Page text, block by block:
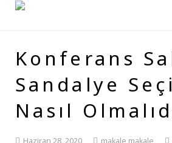
Konferans
Sandalye
Nasıl
Haziran 28, 2020 makale makale